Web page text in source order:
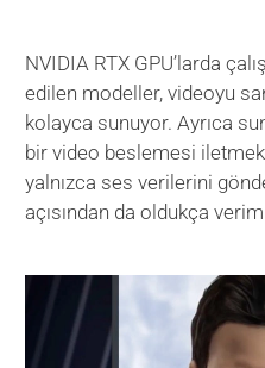
NVIDIA RTX GPU’larda
edilen modeller, videoyu
kolayca sunuyor. Ayrıca
bir video beslemesi
yalnızca ses verilerini
açısından da oldukça